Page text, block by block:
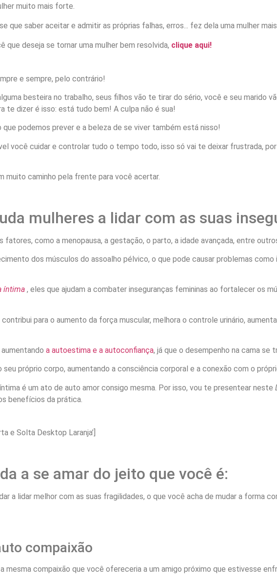
muito mais forte.
que deseja se tornar uma mulher bem resolvida, clique aqui!
e sempre, pelo contrário!
besteira no trabalho, seus filhos vão te tirar do sério, você e seu marido
te dizer é isso: está tudo bem! A culpa não é sua!
podemos prever e a beleza de se viver também está nisso!
você cuidar e controlar tudo o tempo todo, isso só vai te deixar frustrada,
muito caminho pela frente para você acertar.
mulheres a lidar com as suas
como a menopausa, a gestação, o parto, a idade avançada, entre
dos músculos do assoalho pélvico, o que pode causar problemas como
íntima , eles que ajudam a combater inseguranças femininas ao fortalecer os
para o aumento da força muscular, melhora o controle urinário,
a autoestima e a autoconfiança, já que o desempenho na cama se
próprio corpo, aumentando a consciência corporal e a conexão com o
é um ato de auto amor consigo mesma. Por isso, vou te presentear neste
benefícios da prática.
e Solta Desktop Laranja’]
a se amar do jeito que você é:
a lidar melhor com as suas fragilidades, o que você acha de mudar a forma
compaixão
compaixão que você ofereceria a um amigo próximo que estivesse